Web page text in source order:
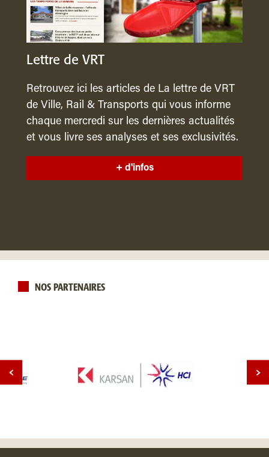
Lettre de VRT
Retrouvez ici les articles de La lettre de VRT
de Ville, Rail & Transports qui vous informe
chaque mercredi sur les dernières actualités
et vous livre ses analyses et ses exclusivités.
+ d'infos
NOS PARTENAIRES